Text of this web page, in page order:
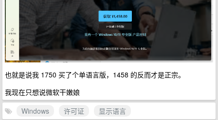
也就是说我 1750 买了个单语言版，1458 的反而才是正宗。
我现在只想说微软干嫩娘
Windows
许可证
显示语言